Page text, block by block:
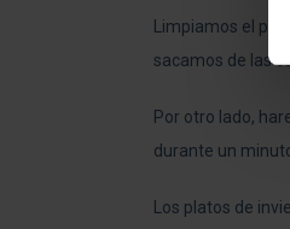
Limpiamos el
sacamos de las
Por otro lado,
durante un
Los platos de